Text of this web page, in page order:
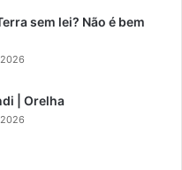
sem lei? Não é bem
| Orelha